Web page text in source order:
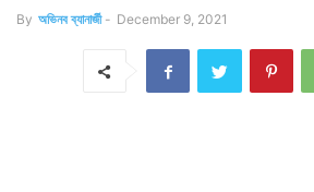
By অভিনব ব্যানার্জী - December 9, 2021